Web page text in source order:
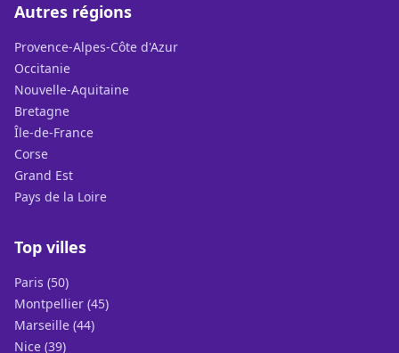
Autres régions
Provence-Alpes-Côte d'Azur
Occitanie
Nouvelle-Aquitaine
Bretagne
Île-de-France
Corse
Grand Est
Pays de la Loire
Top villes
Paris (50)
Montpellier (45)
Marseille (44)
Nice (39)